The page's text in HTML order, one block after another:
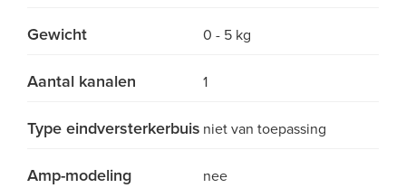
Gewicht 0 - 5 kg
Aantal kanalen 1
Type eindversterkerbuis niet van toepassing
Amp-modeling nee